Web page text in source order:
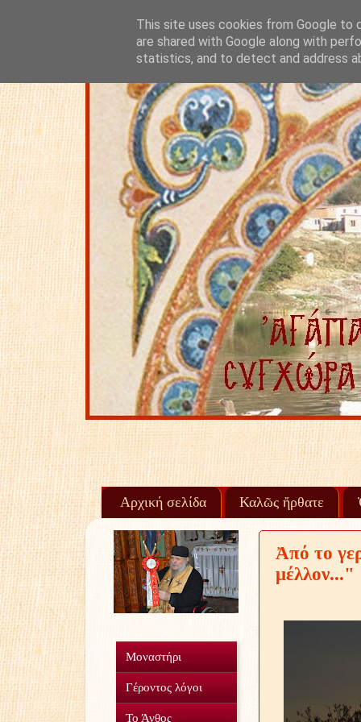
Αρχική σελίδα Καλῶς ἤρθατε
Ἀπό το
μέλλον..."
Μοναστήρι
Γέροντος λόγοι
Το Άνθος
This site uses cookies from Google to
are shared with Google along with
statistics, and to detect and address